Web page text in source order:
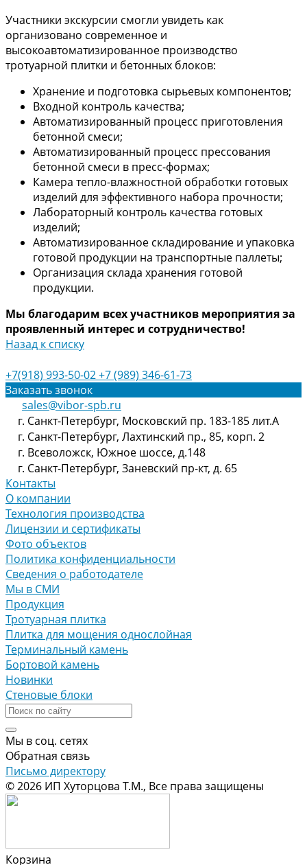
Участники экскурсии смогли увидеть как
организовано современное и
высокоавтоматизированное производство
тротуарной плитки и бетонных блоков:
Хранение и подготовка сырьевых компонентов;
Входной контроль качества;
Автоматизированный процесс приготовления
бетонной смеси;
Автоматизированный процесс прессования
бетонной смеси в пресс-формах;
Камера тепло-влажностной обработки готовых
изделий для эффективного набора прочности;
Лабораторный контроль качества готовых
изделий;
Автоматизированное складирование и упаковка
готовой продукции на транспортные паллеты;
Организация склада хранения готовой
продукции.
Мы благодарим всех участников мероприятия за
проявленный интерес и сотрудничество!
Назад к списку
+7(918) 993-50-02+7 (989) 346-61-73
Заказать звонок
sales@vibor-spb.ru
г. Санкт-Петербург, Московский пр. 183-185 лит.А
г. Санкт-Петербург, Лахтинский пр., 85, корп. 2
г. Всеволожск, Южное шоссе, д.148
г. Санкт-Петербург, Заневский пр-кт, д. 65
Контакты
О компании
Технология производства
Лицензии и сертификаты
Фото объектов
Политика конфиденциальности
Сведения о работодателе
Мы в СМИ
Продукция
Тротуарная плитка
Плитка для мощения однослойная
Терминальный камень
Бортовой камень
Новинки
Стеновые блоки
Мы в соц. сетях
Обратная связь
Письмо директору
© 2026 ИП Хуторцова Т.М., Все права защищены
Корзина